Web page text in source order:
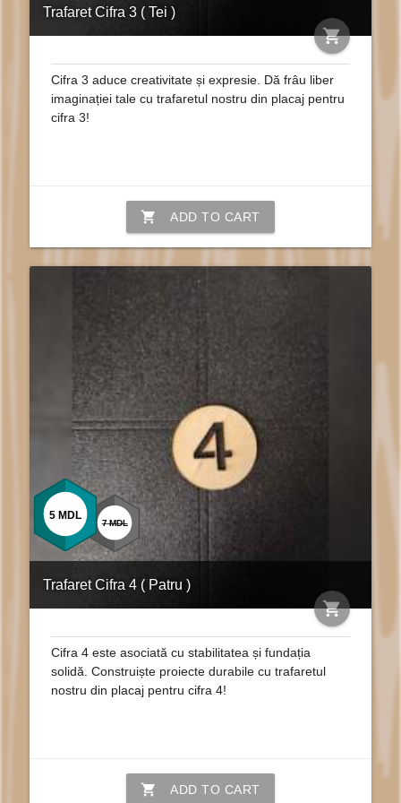
Trafaret Cifra 3 ( Tei )
shopping_cart
Cifra 3 aduce creativitate și expresie. Dă frâu liber
imaginației tale cu trafaretul nostru din placaj pentru
cifra 3!
shopping_cart ADD TO CART
Trafaret Cifra 4 ( Patru )
shopping_cart
5 MDL
7 MDL
Cifra 4 este asociată cu stabilitatea și fundația
solidă. Construiște proiecte durabile cu trafaretul
nostru din placaj pentru cifra 4!
shopping_cart ADD TO CART